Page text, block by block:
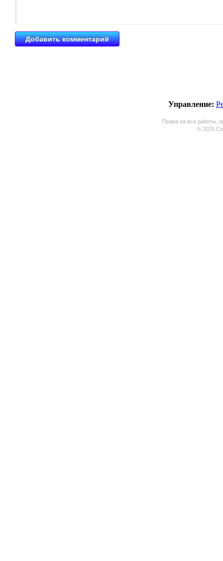
Управление:
Права на все работы,
© 2025